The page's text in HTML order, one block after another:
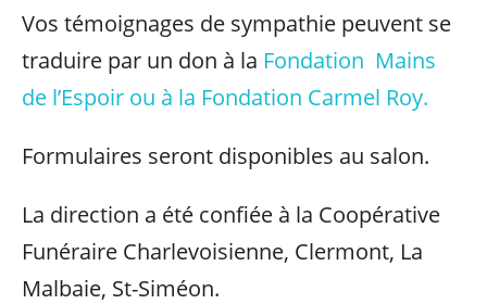
Vos témoignages de sympathie peuvent se
traduire par un don à la Fondation Mains
de l’Espoir ou à la Fondation Carmel Roy.
Formulaires seront disponibles au salon.
La direction a été confiée à la Coopérative
Funéraire Charlevoisienne, Clermont, La
Malbaie, St-Siméon.